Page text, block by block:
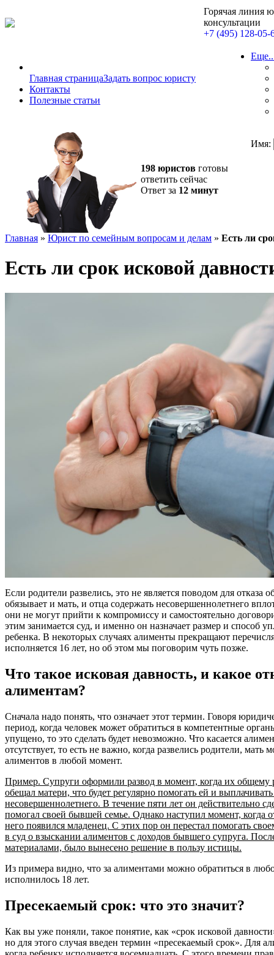
Горячая линия
консультации
+7 (495) 128-05-
Главная страницаЗадать вопрос юристу
Контакты
Полезные статьи
198 юристов готовы
ответить сейчас
Ответ за 12 минут
Имя:
Главная » Юрист по семейным вопросам и делам » Есть ли
Есть ли срок исковой
Если родители развелись, это не является поводом для отказа
обязывает и мать, и отца содержать несовершеннолетнего
они не могут прийти к компромиссу и самостоятельно
этим занимается суд, и именно он назначает размер и способ
ребенка. В некоторых случаях алименты прекращают
исполняется 16 лет, но об этом мы поговорим чуть позже.
Что такое исковая давность, и какое
алиментам?
Сначала надо понять, что означает этот термин. Говоря
период, когда человек может обратиться в компетентные
упущено, то это сделать будет невозможно. Что касается
отсутствует, то есть не важно, когда развелись родители, мать
алиментов в любой момент.
Пример. Супруги оформили развод в момент, когда их общему
обещал матери, что будет регулярно помогать ей и
несовершеннолетнего. В течение пяти лет он действительно
помогал своей бывшей семье. Однако наступил момент, когда
него появился младенец. С этих пор он перестал помогать
в суд о взыскании алиментов с доходов бывшего супруга.
материалами, было вынесено решение в пользу истицы.
Из примера видно, что за алиментами можно обратиться в
исполнилось 18 лет.
Пресекаемый срок: что это значит?
Как вы уже поняли, такое понятие, как «срок исковой
но для этого случая введен термин «пресекаемый срок». Для